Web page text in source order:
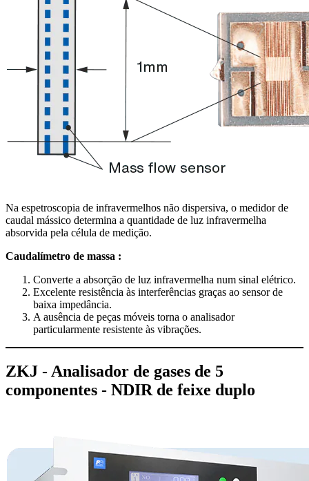
Na espetroscopia de infravermelhos não dispersiva, o medidor de
caudal mássico determina a quantidade de luz infravermelha
absorvida pela célula de medição.
Caudalímetro de massa :
Converte a absorção de luz infravermelha num sinal elétrico.
Excelente resistência às interferências graças ao sensor de
baixa impedância.
A ausência de peças móveis torna o analisador
particularmente resistente às vibrações.
ZKJ - Analisador de gases de 5
componentes - NDIR de feixe duplo